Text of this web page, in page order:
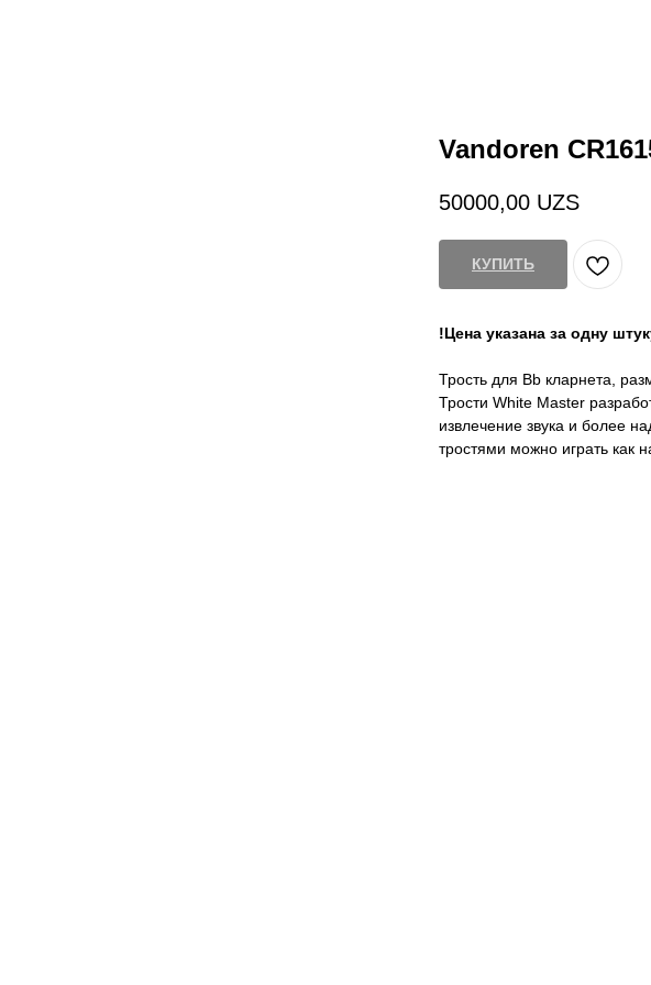
Vandoren
50000,00 UZS
КУПИТЬ
!Цена указана за одну
Трость для Bb кларнета,
Трости White Master
извлечение звука и более
тростями можно играть как